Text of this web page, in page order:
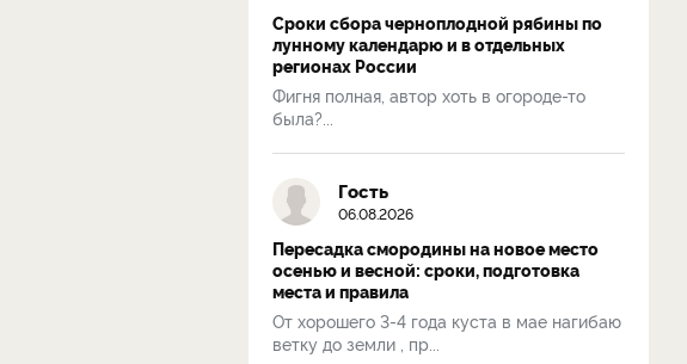
Сроки сбора черноплодной рябины по
лунному календарю и в отдельных
регионах России
Фигня полная, автор хоть в огороде-то
была?...
Гость
06.08.2026
Пересадка смородины на новое место
осенью и весной: сроки, подготовка
места и правила
От хорошего 3-4 года куста в мае нагибаю
ветку до земли , пр...